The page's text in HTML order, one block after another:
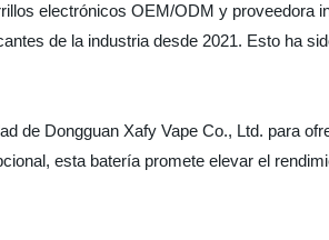
electrónicos OEM/ODM y proveedora
de la industria desde 2021. Esto ha
de Dongguan Xafy Vape Co., Ltd. para
esta batería promete elevar el